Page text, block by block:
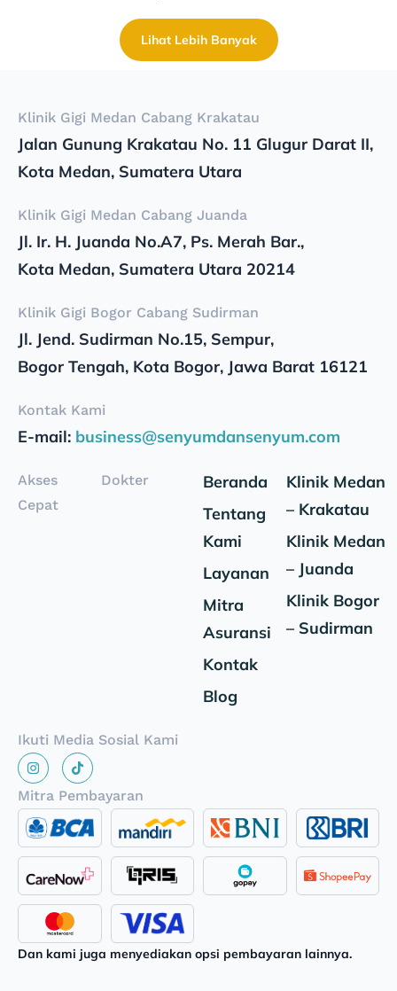
Lihat Lebih Banyak
Klinik Gigi Medan Cabang Krakatau
Jalan Gunung Krakatau No. 11 Glugur Darat II,
Kota Medan, Sumatera Utara
Klinik Gigi Medan Cabang Juanda
Jl. Ir. H. Juanda No.A7, Ps. Merah Bar.,
Kota Medan, Sumatera Utara 20214
Klinik Gigi Bogor Cabang Sudirman
Jl. Jend. Sudirman No.15, Sempur,
Bogor Tengah, Kota Bogor, Jawa Barat 16121
Kontak Kami
E-mail: business@senyumdansenyum.com
Akses
Cepat
Dokter
Beranda
Tentang
Kami
Layanan
Mitra
Asuransi
Kontak
Blog
Klinik Medan
– Krakatau
Klinik Medan
– Juanda
Klinik Bogor
– Sudirman
Ikuti Media Sosial Kami
Mitra Pembayaran
Dan kami juga menyediakan opsi pembayaran lainnya.